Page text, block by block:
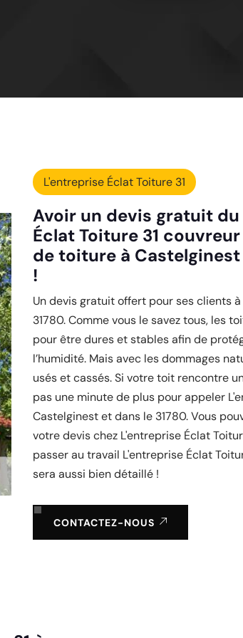
L'entreprise Éclat Toiture 31
Avoir un devis gratuit
Éclat Toiture 31
de toiture à Castelginest
!
Un devis gratuit offert pour ses clients
31780. Comme vous le savez tous, les
pour être dures et stables afin de
l’humidité. Mais avec les dommages
usés et cassés. Si votre toit rencontre
pas une minute de plus pour appeler
Castelginest et dans le 31780. Vous
votre devis chez L'entreprise Éclat
passer au travail L'entreprise Éclat
sera aussi bien détaillé !
CONTACTEZ-NOUS